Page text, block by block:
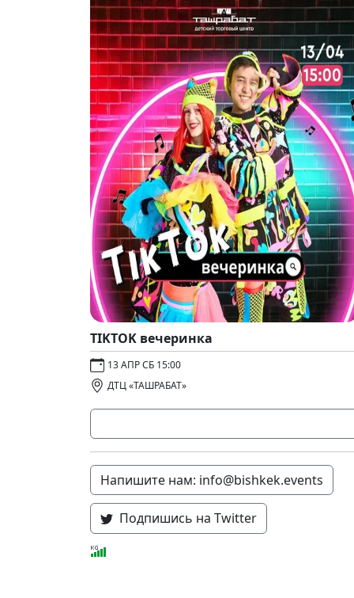
TIKTOK вечеринка
13 АПР СБ 15:00
ДТЦ «ТАШРАБАТ»
Напишите нам: info@bishkek.events
Подпишись на Twitter